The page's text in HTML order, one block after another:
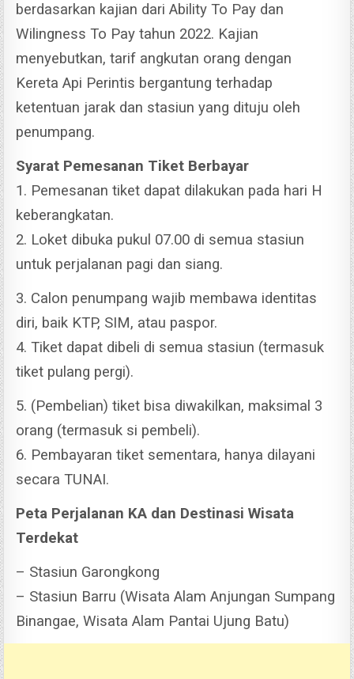
berdasarkan kajian dari Ability To Pay dan
Wilingness To Pay tahun 2022. Kajian
menyebutkan, tarif angkutan orang dengan
Kereta Api Perintis bergantung terhadap
ketentuan jarak dan stasiun yang dituju oleh
penumpang.
Syarat Pemesanan Tiket Berbayar
1. Pemesanan tiket dapat dilakukan pada hari H
keberangkatan.
2. Loket dibuka pukul 07.00 di semua stasiun
untuk perjalanan pagi dan siang.
3. Calon penumpang wajib membawa identitas
diri, baik KTP, SIM, atau paspor.
4. Tiket dapat dibeli di semua stasiun (termasuk
tiket pulang pergi).
5. (Pembelian) tiket bisa diwakilkan, maksimal 3
orang (termasuk si pembeli).
6. Pembayaran tiket sementara, hanya dilayani
secara TUNAI.
Peta Perjalanan KA dan Destinasi Wisata
Terdekat
– Stasiun Garongkong
– Stasiun Barru (Wisata Alam Anjungan Sumpang
Binangae, Wisata Alam Pantai Ujung Batu)